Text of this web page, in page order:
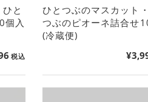
と
個入
税込
ひとつぶのマスカット
つぶのピオーネ詰合せ
(冷蔵便)
¥